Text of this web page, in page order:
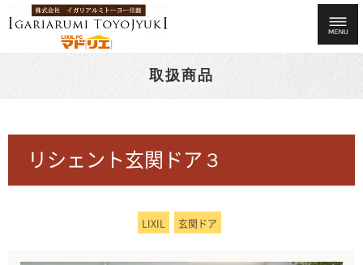
取扱商品
リシェント玄関ドア３
LIXIL 玄関ドア